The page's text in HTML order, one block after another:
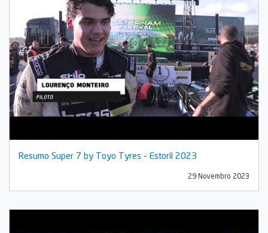
Resumo Super 7 by Toyo Tyres - Estoril 2023
29 Novembro 2023